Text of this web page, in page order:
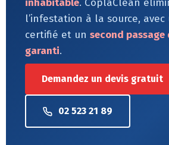
inhabitable. CoplaClean
l’infestation à la source,
certifié et un second
garanti.
Demandez un devis gratuit
02 523 21 89